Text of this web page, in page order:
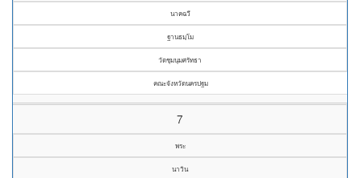
นาคฉวี
ฐานธมฺโม
วัดชุมนุมศรัทธา
คณะจังหวัดนครปฐม
7
พระ
นาวิน